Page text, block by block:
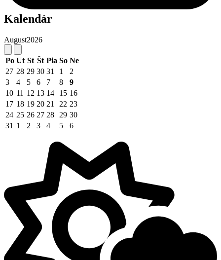
Kalendár
August2026
Po Ut St Št Pia So Ne
27 28 29 30 31 1
2
3
4 5 6 7 8
9
10 11 12 13 14 15 16
17 18 19 20 21 22 23
24 25 26 27 28 29 30
31 1 2 3 4 5 6